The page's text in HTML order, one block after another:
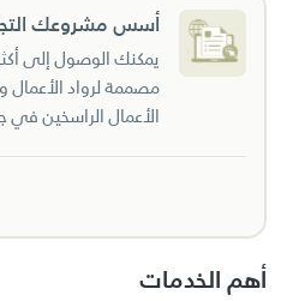
أسس مشروعك
مصممة لرواد
الأعمال الراسخين في
أهم الخدمات